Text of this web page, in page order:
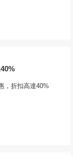
，折扣高達40%